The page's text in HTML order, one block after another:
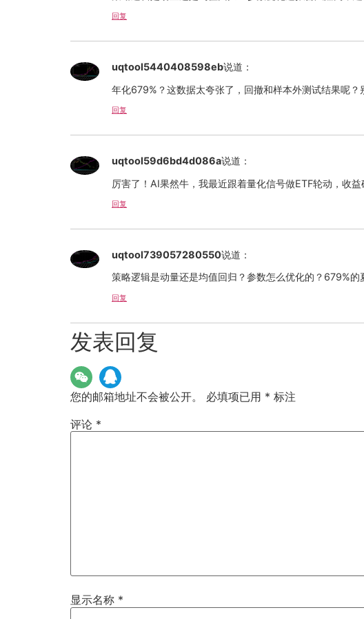
回复
uqtool5440408598eb说道：
年化679%？这数据太夸张了，回撤和样本外测试结果呢？
回复
uqtool59d6bd4d086a说道：
厉害了！AI果然牛，我最近跟着量化信号做ETF轮动，收益
回复
uqtool739057280550说道：
策略逻辑是动量还是均值回归？参数怎么优化的？679%的
回复
发表回复
您的邮箱地址不会被公开。 必填项已用 * 标注
评论 *
显示名称 *